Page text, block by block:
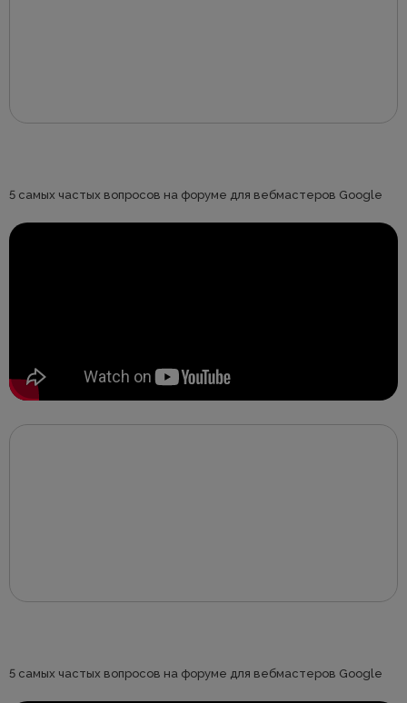
5 самых частых вопросов на форуме для вебмастеров Google
5 самых частых вопросов на форуме для вебмастеров Google